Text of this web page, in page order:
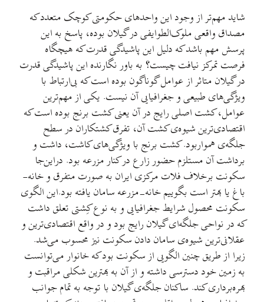
شاید مهم‌تر از وجود این واحدهای حکومتی کوچک متعدد که
مصداق واقعی ملوک‌الطوایفی در گیلان بوده، پاسخ به این
پرسش مهم باشد که دلیل این پاشیدگی قدرت که هیچگاه
فرصت تمرکز نیافت چیست؟ به باور نگارنده این پاشیدگی قدرت
در گیلان متاثر از عوامل گوناگون بوده است که بی‌ارتباط با
ویژگی‌های طبیعی و جغرافیایی آن نیست. یکی از مهم‌ترین
عوامل، کشت اصلی رایج در آن یعنی کشت برنج بوده است که
اقتصادی‌ترین شیوه‌ی کشت آن، تفرق کشتکاران در سطح
جلگه‌ی همواربود. کشت برنج با ویژگی‌های کاشت، داشت و
برداشت آن مستلزم حضور زارع در کنار مزرعه بود. دراین‌جا
سكونت برخلاف فلات مركزی ایران به صورت متفرق و خانه-
باغ یا بهتر است بگوییم خانه-مزرعه سامان یافته بود.این الگوی
سكونت ‌محصول شرایط‌ جغرافیایی‌ و به نوع كِشتی تعلق داشت
‌كه در نواحی جلگه‌ای گیلان رایج بود و در واقع اقتصادی‌ترین و
عقلانی‌ترین شیوه‌ی سامان دادن سكونت نیز محسوب می‌شد.
زیرا از طریق ‌چنین ‌الگویی از سكونت بود كه خانوار می‌توانست
به زمین خود دسترسی داشته و از آن به بهترین شكلی مراقبت و
بهره‌برداری كند. ساكنان جلگه‌ی گیلان با توجه به تمام جوانب